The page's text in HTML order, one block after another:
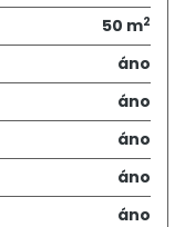
50 m2
áno
áno
áno
áno
áno